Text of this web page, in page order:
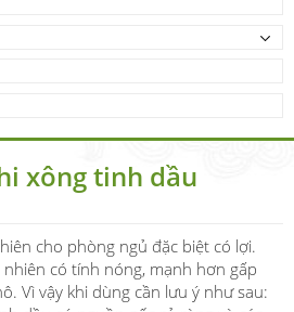
xông tinh dầu
cho phòng ngủ đặc biệt có lợi.
có tính nóng, mạnh hơn gấp
Vì vậy khi dùng cần lưu ý như sau: